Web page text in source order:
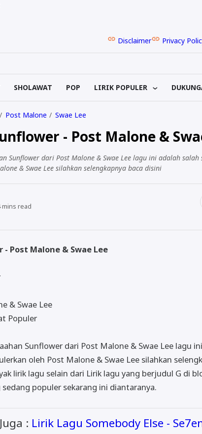
Disclaimer Privacy
SHOLAWAT POP LIRIK POPULER
Post Malone Swae Lee
- Post Malone &
Sunflower dari Post Malone & Swae Lee lagu ini adalah
& Swae Lee silahkan selengkapnya baca disini
mins read
Post Malone & Swae Lee
& Swae Lee
Populer
Sunflower dari Post Malone & Swae Lee lagu
oleh Post Malone & Swae Lee silahkan
lirik lagu selain dari Lirik lagu yang berjudul G di
populer sekarang ini diantaranya.
: Lirik Lagu Somebody Else -